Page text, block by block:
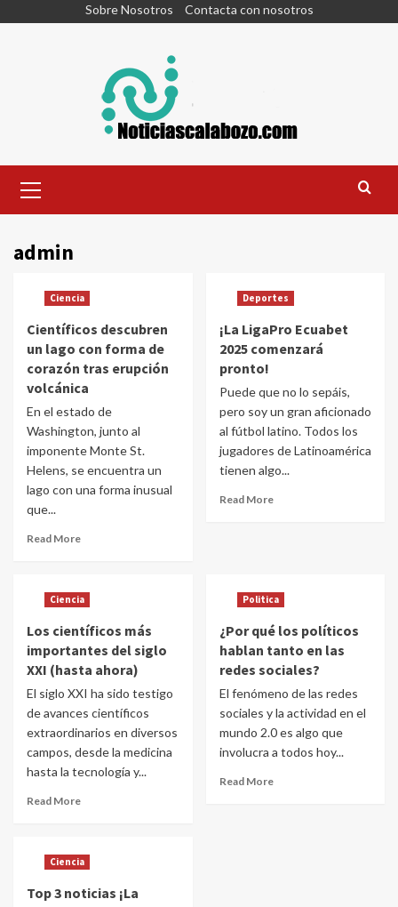
Sobre Nosotros Contacta con nosotros
Menu
admin
Ciencia
Científicos descubren
un lago con forma de
corazón tras erupción
volcánica
En el estado de
Washington, junto al
imponente Monte St.
Helens, se encuentra un
lago con una forma inusual
que...
Read More
Deportes
¡La LigaPro Ecuabet
2025 comenzará
pronto!
Puede que no lo sepáis,
pero soy un gran aficionado
al fútbol latino. Todos los
jugadores de Latinoamérica
tienen algo...
Read More
Ciencia
Los científicos más
importantes del siglo
XXI (hasta ahora)
El siglo XXI ha sido testigo
de avances científicos
extraordinarios en diversos
campos, desde la medicina
hasta la tecnología y...
Read More
Politica
¿Por qué los políticos
hablan tanto en las
redes sociales?
El fenómeno de las redes
sociales y la actividad en el
mundo 2.0 es algo que
involucra a todos hoy...
Read More
Ciencia
Top 3 noticias ¡La